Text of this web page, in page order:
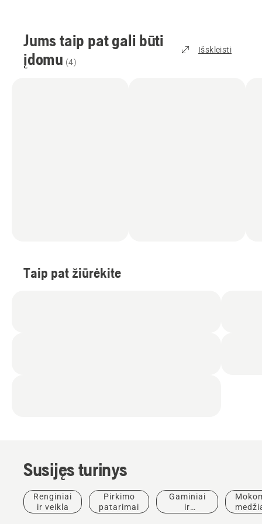
Jums taip pat gali būti
įdomu (4)
Išskleisti
Taip pat žiūrėkite
Susijęs turinys
Renginiai
ir veikla
Pirkimo
patarimai
Gaminiai
ir